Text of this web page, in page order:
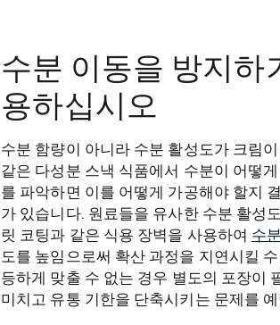
수분 이동을 방지하
용하십시오
수분 함량이 아니라 수분 활성도가 크림
같은 다성분 스낵 식품에서 수분이 어떻
를 파악하면 이를 어떻게 가공해야 할지
가 있습니다. 원료들을 유사한 수분 활성
릿 코팅과 같은 식용 장벽을 사용하여 수
도를 높임으로써 확산 과정을 지연시킬
등하게 맞출 수 없는 경우 별도의 포장이
미치고 유통 기한을 단축시키는 문제를